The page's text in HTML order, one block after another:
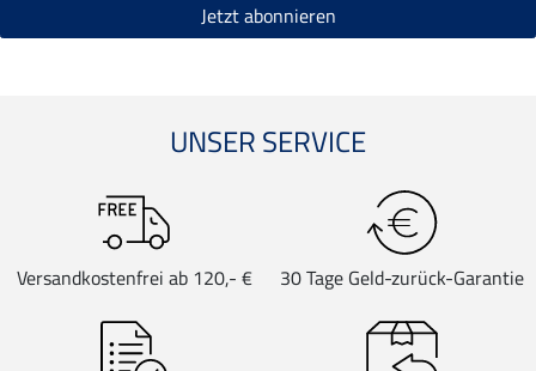
UNSER SERVICE
Versandkostenfrei ab 120,- € 30 Tage Geld-zurück-Garantie